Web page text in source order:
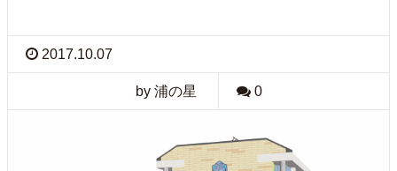
2017.10.07
by 浦の星 0